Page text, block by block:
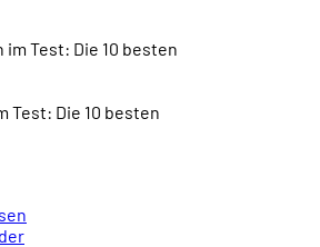
Test: Die 10 besten